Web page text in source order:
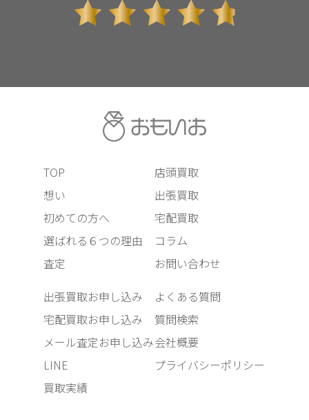
TOP
想い
初めての方へ
選ばれる６つの理由
査定
店頭買取
出張買取
宅配買取
コラム
お問い合わせ
出張買取お申し込み
宅配買取お申し込み
メール査定お申し込み
LINE
買取実績
よくある質問
質問検索
会社概要
プライバシーポリシー